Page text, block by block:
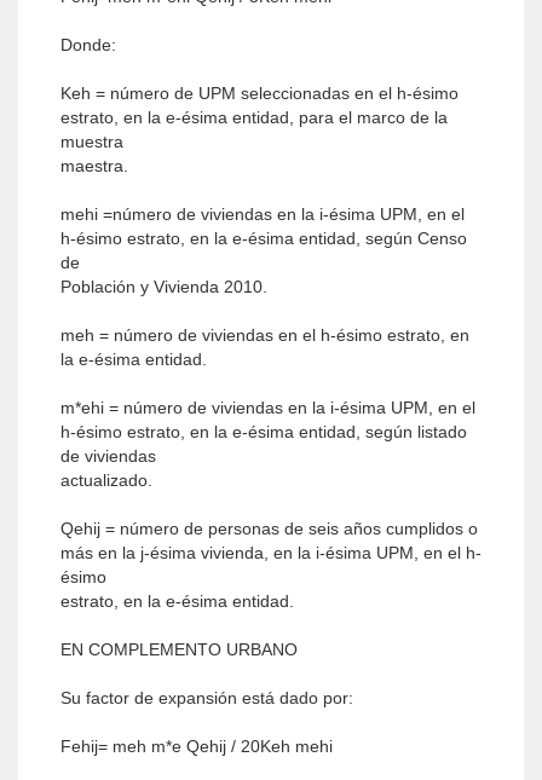
Donde:
Keh = número de UPM seleccionadas en el h-ésimo
estrato, en la e-ésima entidad, para el marco de la
muestra
maestra.
mehi =número de viviendas en la i-ésima UPM, en el
h-ésimo estrato, en la e-ésima entidad, según Censo
de
Población y Vivienda 2010.
meh = número de viviendas en el h-ésimo estrato, en
la e-ésima entidad.
m*ehi = número de viviendas en la i-ésima UPM, en el
h-ésimo estrato, en la e-ésima entidad, según listado
de viviendas
actualizado.
Qehij = número de personas de seis años cumplidos o
más en la j-ésima vivienda, en la i-ésima UPM, en el h-
ésimo
estrato, en la e-ésima entidad.
EN COMPLEMENTO URBANO
Su factor de expansión está dado por:
Fehij= meh m*e Qehij / 20Keh mehi